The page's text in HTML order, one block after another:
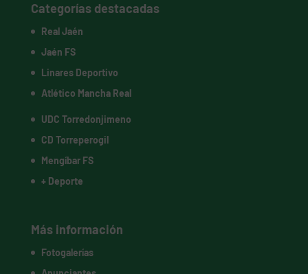
Categorías destacadas
Real Jaén
Jaén FS
Linares Deportivo
Atlético Mancha Real
UDC Torredonjimeno
CD Torreperogil
Mengíbar FS
+ Deporte
Más información
Fotogalerías